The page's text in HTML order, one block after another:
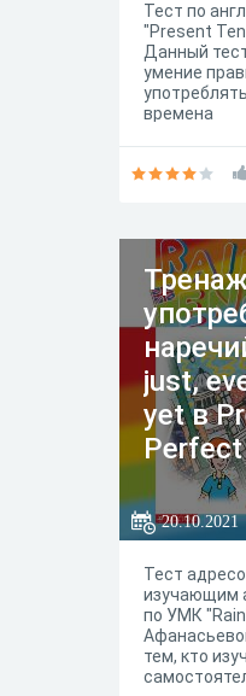
Тест по
"Present
Данный
умение
времена
Perfect
Upper
just,
yet в
Perfect
20.10.2021
Тест
изучающим
по УМК
тем, кто